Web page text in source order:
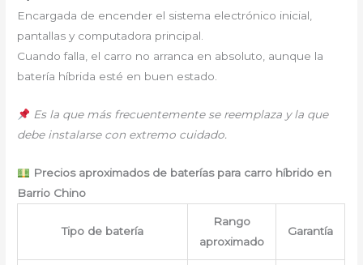
Encargada de encender el sistema electrónico inicial,
pantallas y computadora principal.
Cuando falla, el carro no arranca en absoluto, aunque la
batería híbrida esté en buen estado.
Es la que más frecuentemente se reemplaza y la que
debe instalarse con extremo cuidado.
Precios aproximados de baterías para carro híbrido en
Barrio Chino
Tipo de batería
Rango
aproximado
Garantía